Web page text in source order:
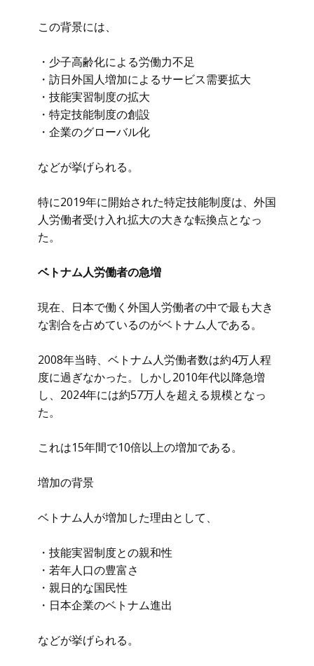
この背景には、
・少子高齢化による労働力不足
・訪日外国人増加によるサービス需要拡大
・技能実習制度の拡大
・特定技能制度の創設
・企業のグローバル化
などが挙げられる。
特に2019年に開始された特定技能制度は、外国
人労働者受け入れ拡大の大きな転換点となっ
た。
ベトナム人労働者の急増
現在、日本で働く外国人労働者の中で最も大き
な割合を占めているのがベトナム人である。
2008年当時、ベトナム人労働者数は約4万人程
度に過ぎなかった。しかし2010年代以降急増
し、2024年には約57万人を超える規模となっ
た。
これは15年間で10倍以上の増加である。
増加の背景
ベトナム人が増加した理由として、
・技能実習制度との親和性
・若年人口の豊富さ
・親日的な国民性
・日本企業のベトナム進出
などが挙げられる。